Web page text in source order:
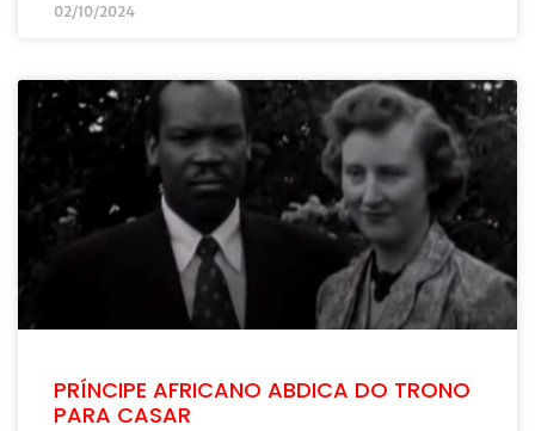
02/10/2024
PRÍNCIPE AFRICANO ABDICA DO TRONO
PARA CASAR